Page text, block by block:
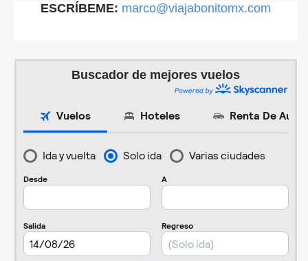
ESCRÍBEME: marco@viajabonitomx.com
Buscador de mejores vuelos